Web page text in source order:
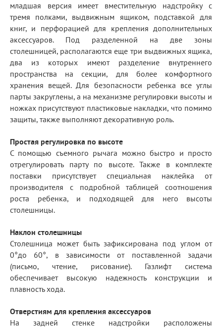
младшая версия имеет вместительную надстройку с
тремя полками, выдвижным ящиком, подставкой для
книг, и перфорацией для крепления дополнительных
аксессуаров. Под разделенной на две зоны
столешницей, располагаются еще три выдвижных ящика,
два из которых имеют разделение внутреннего
пространства на секции, для более комфортного
хранения вещей. Для безопасности ребенка все углы
парты закруглены, а на механизме регулировки высоты и
ножках присутствуют пластиковые накладки, что помимо
защиты, также выполняют декоративную роль.
Простая регулировка по высоте
С помощью съемного рычага можно быстро и просто
отрегулировать парту по высоте. Также в комплекте
поставки присутствует специальная наклейка от
производителя с подробной таблицей соотношения
роста ребенка, и подходящей для него высоты
столешницы.
Наклон столешницы
Столешница может быть зафиксирована под углом от
0°до 60°, в зависимости от поставленной задачи
(письмо, чтение, рисование). Газлифт система
обеспечивает высокую надежность конструкции и
плавность хода.
Отверстиям для крепления аксессуаров
На задней стенке надстройки расположены